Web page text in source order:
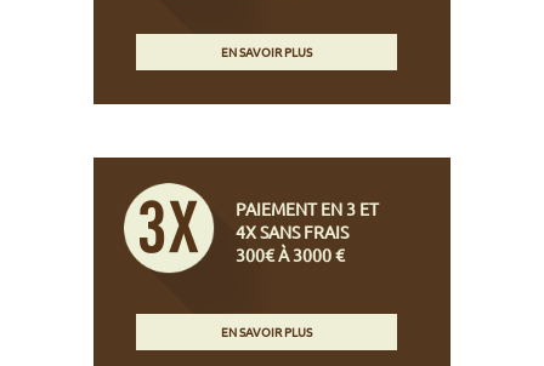
EN SAVOIR PLUS
PAIEMENT EN 3 ET
4X SANS FRAIS
300€ À 3000 €
EN SAVOIR PLUS